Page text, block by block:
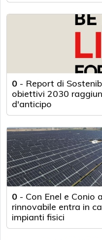
0 - Report di
obiettivi 2030
d'anticipo
0 - Con Enel e Conio
rinnovabile entra in
impianti fisici